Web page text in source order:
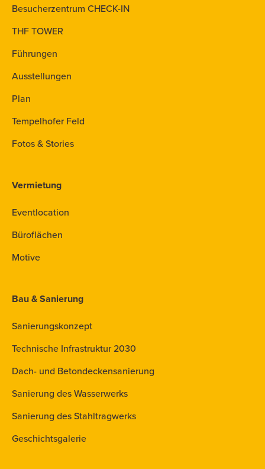
Besucherzentrum CHECK-IN
THF TOWER
Führungen
Ausstellungen
Plan
Tempelhofer Feld
Fotos & Stories
Vermietung
Eventlocation
Büroflächen
Motive
Bau & Sanierung
Sanierungskonzept
Technische Infrastruktur 2030
Dach- und Betondeckensanierung
Sanierung des Wasserwerks
Sanierung des Stahltragwerks
Geschichtsgalerie